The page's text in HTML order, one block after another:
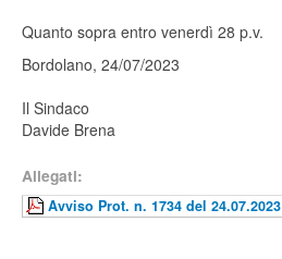
Quanto sopra entro venerdì 28 p.v.
Bordolano, 24/07/2023
Il Sindaco
Davide Brena
Allegati:
Avviso Prot. n. 1734 del 24.07.2023